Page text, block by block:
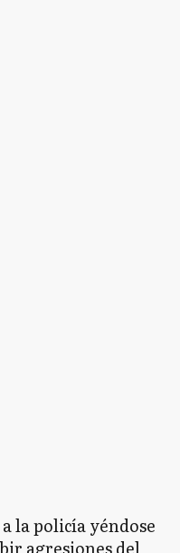
la policía yéndose
agresiones del